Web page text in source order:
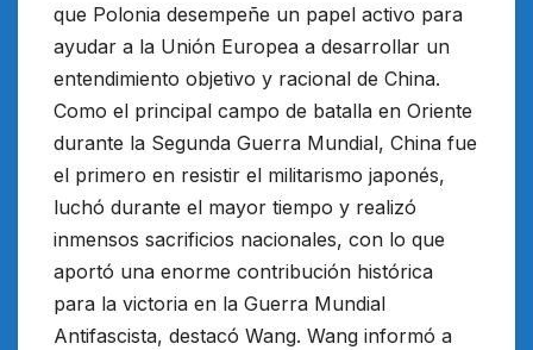
que Polonia desempeñe un papel activo para
ayudar a la Unión Europea a desarrollar un
entendimiento objetivo y racional de China.
Como el principal campo de batalla en Oriente
durante la Segunda Guerra Mundial, China fue
el primero en resistir el militarismo japonés,
luchó durante el mayor tiempo y realizó
inmensos sacrificios nacionales, con lo que
aportó una enorme contribución histórica
para la victoria en la Guerra Mundial
Antifascista, destacó Wang. Wang informó a